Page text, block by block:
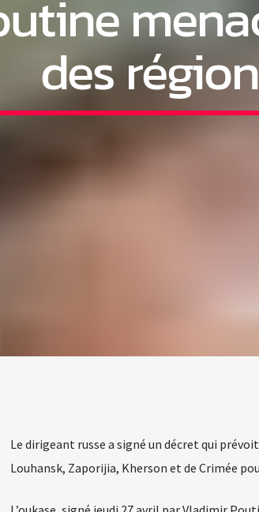
des
Le dirigeant russe a signé un décret qui
Louhansk, Zaporijia, Kherson et de Crimée